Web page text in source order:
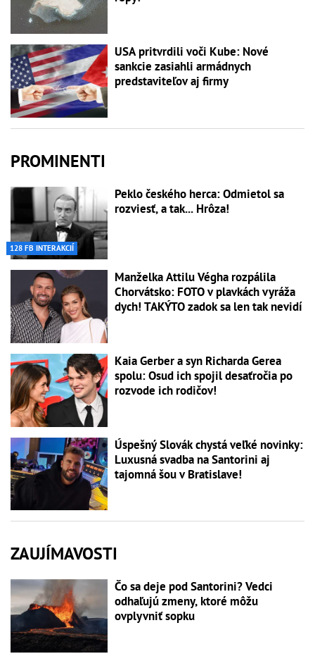
USA pritvrdili voči Kube: Nové
sankcie zasiahli armádnych
predstaviteľov aj firmy
PROMINENTI
128 FB INTERAKCIÍ
Peklo českého herca: Odmietol sa
rozviesť, a tak... Hrôza!
Manželka Attilu Végha rozpálila
Chorvátsko: FOTO v plavkách vyráža
dych! TAKÝTO zadok sa len tak nevidí
Kaia Gerber a syn Richarda Gerea
spolu: Osud ich spojil desaťročia po
rozvode ich rodičov!
Úspešný Slovák chystá veľké novinky:
Luxusná svadba na Santorini aj
tajomná šou v Bratislave!
ZAUJÍMAVOSTI
Čo sa deje pod Santorini? Vedci
odhaľujú zmeny, ktoré môžu
ovplyvniť sopku